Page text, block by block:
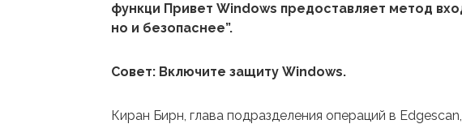
функци Привет Windows предоставляет метод
но и безопаснее”.
Совет: Включите защиту Windows.
Киран Бирн, глава подразделения операций в